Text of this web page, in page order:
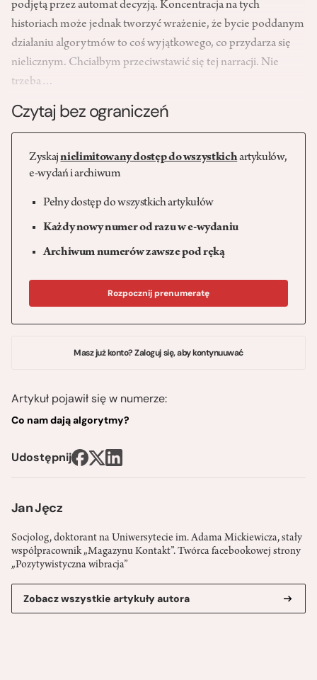
Jan Jęcz
Socjolog, doktorant na Uniwersytecie im. Adama Mickiewicza, stały
współpracownik „Magazynu Kontakt”. Twórca facebookowej strony
„Pozytywistyczna wibracja”
Zobacz wszystkie artykuły autora
podjętą przez automat decyzją. Koncentracja na tych
historiach może jednak tworzyć wrażenie, że bycie poddanym
działaniu algorytmów to coś wyjątkowego, co przydarza się
nielicznym. Chciałbym przeciwstawić się tej narracji. Nie
trzeba…
Czytaj bez ograniczeń
Zyskajnielimitowany dostęp do wszystkichartykułów,
e-wydań i archiwum
Pełny dostęp do wszystkich artykułów
Każdy nowy numer od razu w e-wydaniu
Archiwum numerów zawsze pod ręką
Rozpocznij prenumeratę
Masz już konto? Zaloguj się, aby kontynuuwać
Artykuł pojawił się w numerze:
Co nam dają algorytmy?
Udostępnij